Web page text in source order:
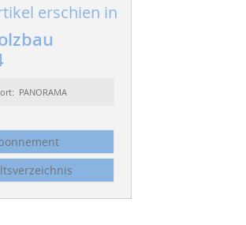
erschien in
PANORAMA